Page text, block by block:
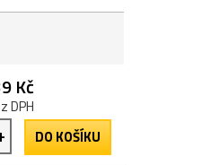
Kč
DPH
DO KOŠÍKU